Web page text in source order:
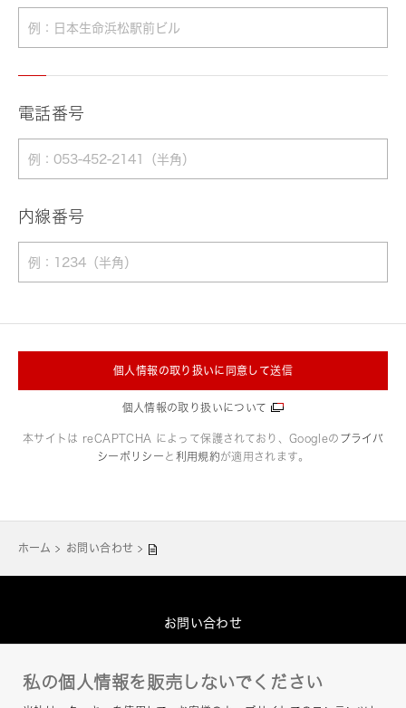
電話番号
内線番号
個人情報の取り扱いに同意して送信
個人情報の取り扱いについて
本サイトは reCAPTCHA によって保護されており、Googleの プライバ
シーポリシー と 利用規約が適用されます。
ホーム お問い合わせ
お問い合わせ
このサイトについて
私の個人情報を販売しないでください